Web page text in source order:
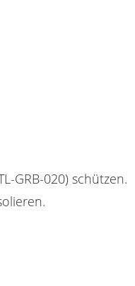
GRB-020) schützen.